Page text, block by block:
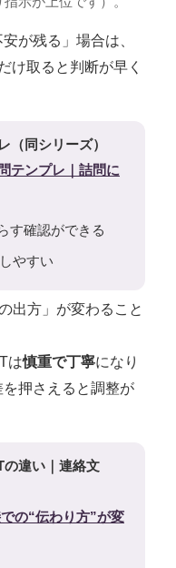
が残る」場合は、
け取ると判断が早く
（同シリーズ）
テンプレ｜詰問に
す確認ができる
やすい
出方」が変わること
Tは慎重で丁寧になり
押さえると調整が
違い｜連絡文
の“伝わり方”が変